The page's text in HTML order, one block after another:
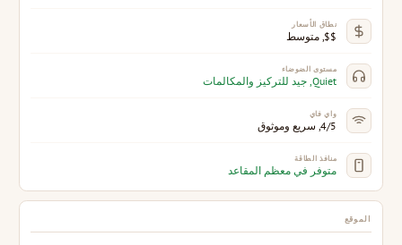
نطاق الأسعار
$$, متوسط
مستوى الضوضاء
Quiet, جيد للتركيز والمكالمات
واي فاي
4/5, سريع وموثوق
منافذ الطاقة
متوفر في معظم المقاعد
الموقع